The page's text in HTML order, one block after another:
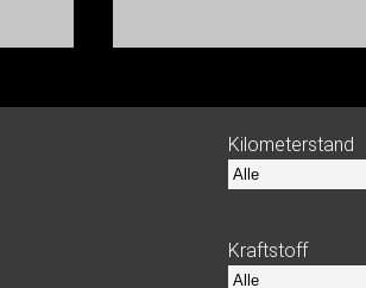
Kilometerstand
Kraftstoff